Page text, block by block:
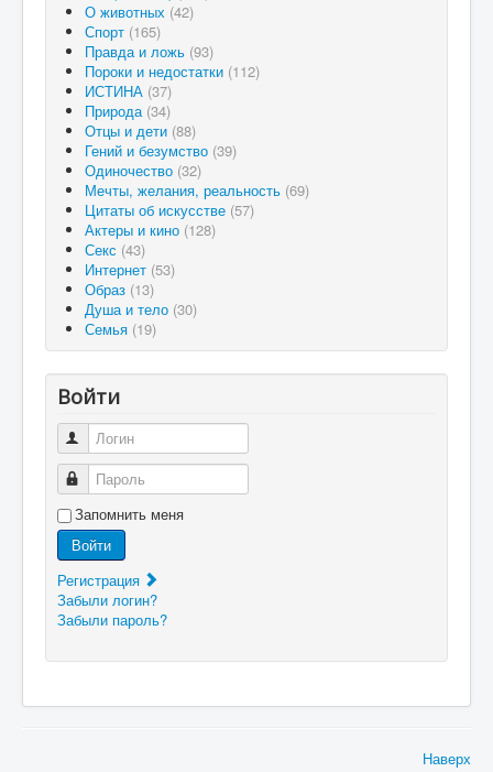
О животных (42)
Спорт (165)
Правда и ложь (93)
Пороки и недостатки (112)
ИСТИНА (37)
Природа (34)
Отцы и дети (88)
Гений и безумство (39)
Одиночество (32)
Мечты, желания, реальность (69)
Цитаты об искусстве (57)
Актеры и кино (128)
Секс (43)
Интернет (53)
Образ (13)
Душа и тело (30)
Семья (19)
Войти
Логин
Пароль
Запомнить меня
Войти
Регистрация
Забыли логин?
Забыли пароль?
Наверх